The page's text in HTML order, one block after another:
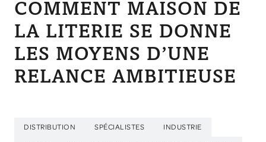
COMMENT MAISON DE
LA LITERIE SE DONNE
LES MOYENS D’UNE
RELANCE AMBITIEUSE
DISTRIBUTION SPÉCIALISTES INDUSTRIE